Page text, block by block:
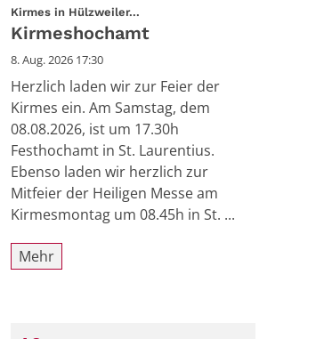
Datum: 8. August 2026
Kirmes in Hülzweiler...
Kirmeshochamt
8. Aug. 2026 17:30
Herzlich laden wir zur Feier der
Kirmes ein. Am Samstag, dem
08.08.2026, ist um 17.30h
Festhochamt in St. Laurentius.
Ebenso laden wir herzlich zur
Mitfeier der Heiligen Messe am
Kirmesmontag um 08.45h in St. ...
Mehr